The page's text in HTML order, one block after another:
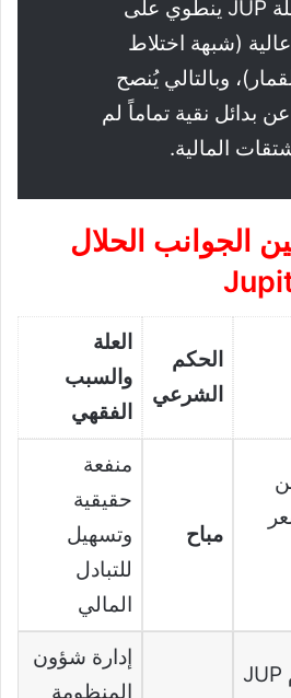
المباشر في عملة JUP ينطوي على
(شبهة اختلاط
وبالتالي يُنصح
بدائل نقية تماماً لم
المالية.
الجوانب الحلال
الحكم
الشرعي
العلة
والسبب
الفقهي
مباح
منفعة
حقيقية
وتسهيل
للتبادل
المالي
استخدام JUP
إدارة شؤون
المنظومة